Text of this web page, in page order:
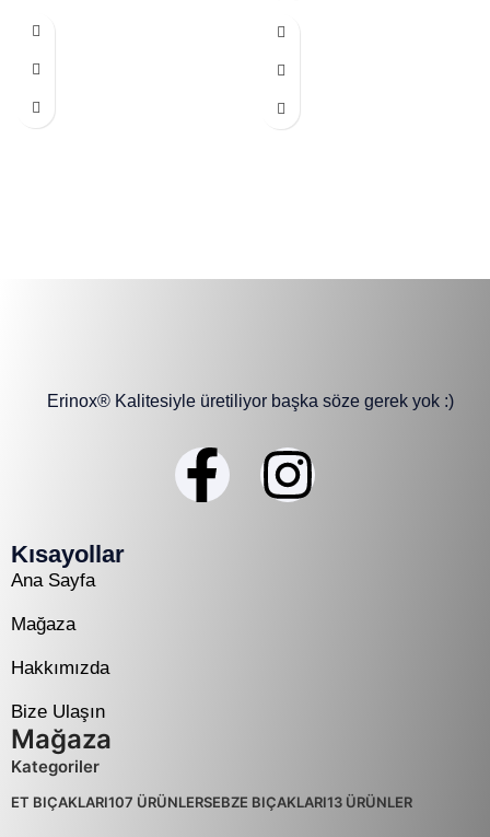
Erinox® Kalitesiyle üretiliyor başka söze gerek yok :)
Kısayollar
Ana Sayfa
Mağaza
Hakkımızda
Bize Ulaşın
Mağaza
Kategoriler
ET BIÇAKLARI107 ÜRÜNLERSEBZE BIÇAKLARI13 ÜRÜNLER